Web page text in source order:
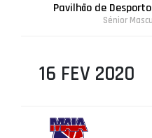
Pavilhão de
Sénior
16 FEV 2020